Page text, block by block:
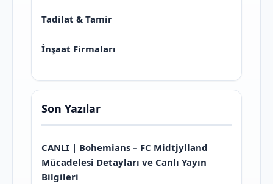
Tadilat & Tamir
İnşaat Firmaları
Son Yazılar
CANLI | Bohemians – FC Midtjylland
Mücadelesi Detayları ve Canlı Yayın
Bilgileri